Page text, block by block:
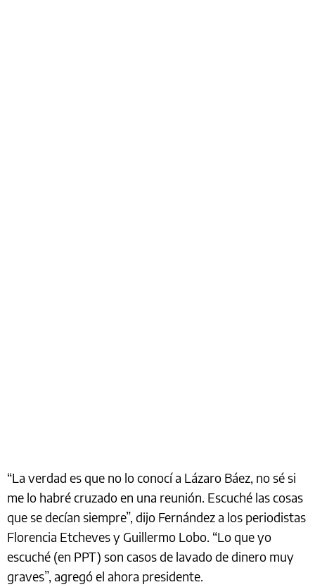
“La verdad es que no lo conocí a Lázaro Báez, no sé si
me lo habré cruzado en una reunión. Escuché las cosas
que se decían siempre”, dijo Fernández a los periodistas
Florencia Etcheves y Guillermo Lobo. “Lo que yo
escuché (en PPT) son casos de lavado de dinero muy
graves”, agregó el ahora presidente.